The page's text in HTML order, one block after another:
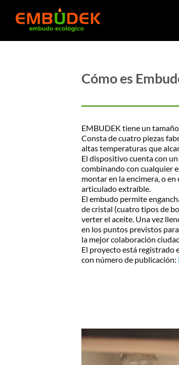
contenido
Cómo es
EMBUDEK tiene un
Consta de cuatro piezas
altas temperaturas que
El dispositivo cuenta con
combinando con cualquier
montar en la encimera, o
articulado extraíble.
El embudo permite
de cristal (cuatro tipos de
verter el aceite. Una vez
en los puntos previstos
la mejor colaboración
El proyecto está registrado
con número de publicación: